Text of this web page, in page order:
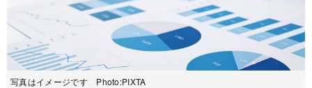
写真はイメージです Photo:PIXTA